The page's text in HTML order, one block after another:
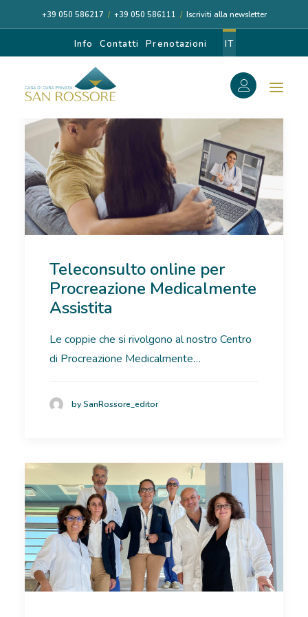
+39 050 586217 / +39 050 586111 / Iscriviti alla newsletter
Info Contatti Prenotazioni IT
Search
for:
CASA DI CURA
I NOSTRI MEDICI
DIAGNOSI E CURA
RICOVERI
NEWS
Teleconsulto online per
Procreazione Medicalmente
Assistita
Le coppie che si rivolgono al nostro Centro
di Procreazione Medicalmente…
by SanRossore_editor